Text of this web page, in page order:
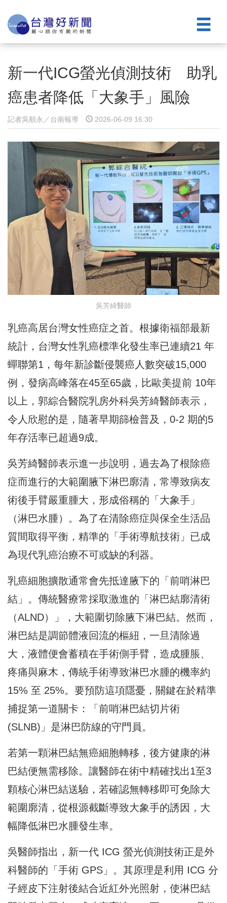
新一代ICG螢光偵測技術 助乳
癌患者降低「大象手」風險
記者吳順永／台南報導 2026-06-09 16:30
吳芳綺醫師
乳癌高居台灣女性癌症之首。根據衛福部最新
統計，台灣女性乳癌標準化發生率已連續21 年
蟬聯第1，每年新診斷侵襲癌人數突破15,000
例，發病高峰落在45至65歲，比歐美提前 10年
以上，郭綜合醫院乳房外科吳芳綺醫師表示，
令人欣慰的是，隨著早期篩檢普及，0-2 期的5
年存活率已超過9成。
吳芳綺醫師表示進一步說明，過去為了根除癌
症而進行的大範圍腋下淋巴廓清，常導致病友
術後手臂嚴重腫大，形成俗稱的「大象手」
（淋巴水腫）。為了在清除癌症與保全生活品
質間取得平衡，精準的「手術導航技術」已成
為現代乳癌治療不可或缺的利器。
乳癌細胞擴散通常會先抵達腋下的「前哨淋巴
結」。傳統醫療常採取激進的「淋巴結廓清術
（ALND）」，大範圍切除腋下淋巴結。然而，
淋巴結是調節體液回流的樞紐，一旦清除過
大，液體便會蓄積在手術側手臂，造成腫脹、
疼痛與麻木，傳統手術導致淋巴水腫的機率約
15% 至 25%。要預防這項隱憂，關鍵在於精準
捕捉第一道關卡：「前哨淋巴結切片術
(SLNB)」是淋巴防線的守門員。
若第一顆淋巴結無癌細胞轉移，後方健康的淋
巴結便無需移除。讓醫師在術中精確找出1至3
顆核心淋巴結送驗，若確認無轉移即可免除大
範圍廓清，從根源截斷導致大象手的誘因，大
幅降低淋巴水腫發生率。
吳醫師指出，新一代 ICG 螢光偵測技術正是外
科醫師的「手術 GPS」。其原理是利用 ICG 分
子經皮下注射後結合近紅外光照射，使淋巴結